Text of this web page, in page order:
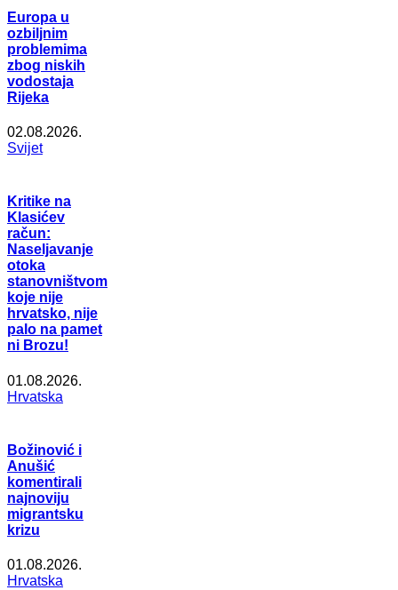
Europa u
ozbiljnim
problemima
zbog niskih
vodostaja
Rijeka
02.08.2026.
Svijet
Kritike na
Klasićev
račun:
Naseljavanje
otoka
stanovništvom
koje nije
hrvatsko, nije
palo na pamet
ni Brozu!
01.08.2026.
Hrvatska
Božinović i
Anušić
komentirali
najnoviju
migrantsku
krizu
01.08.2026.
Hrvatska